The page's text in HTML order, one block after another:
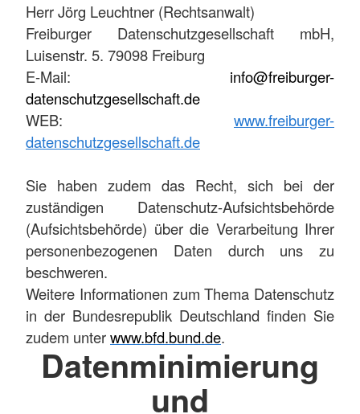
Herr Jörg Leuchtner (Rechtsanwalt)
Freiburger Datenschutzgesellschaft mbH,
Luisenstr. 5. 79098 Freiburg
E-Mail: info@freiburger-
datenschutzgesellschaft.de
WEB: www.freiburger-
datenschutzgesellschaft.de
Sie haben zudem das Recht, sich bei der
zuständigen Datenschutz-Aufsichtsbehörde
(Aufsichtsbehörde) über die Verarbeitung Ihrer
personenbezogenen Daten durch uns zu
beschweren.
Weitere Informationen zum Thema Datenschutz
in der Bundesrepublik Deutschland finden Sie
zudem unterwww.bfd.bund.de.
Datenminimierung
und